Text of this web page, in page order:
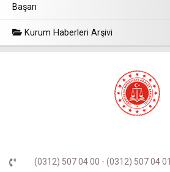
Başarı
Kurum Haberleri Arşivi
(0312) 507 04 00 - (0312) 507 04 01